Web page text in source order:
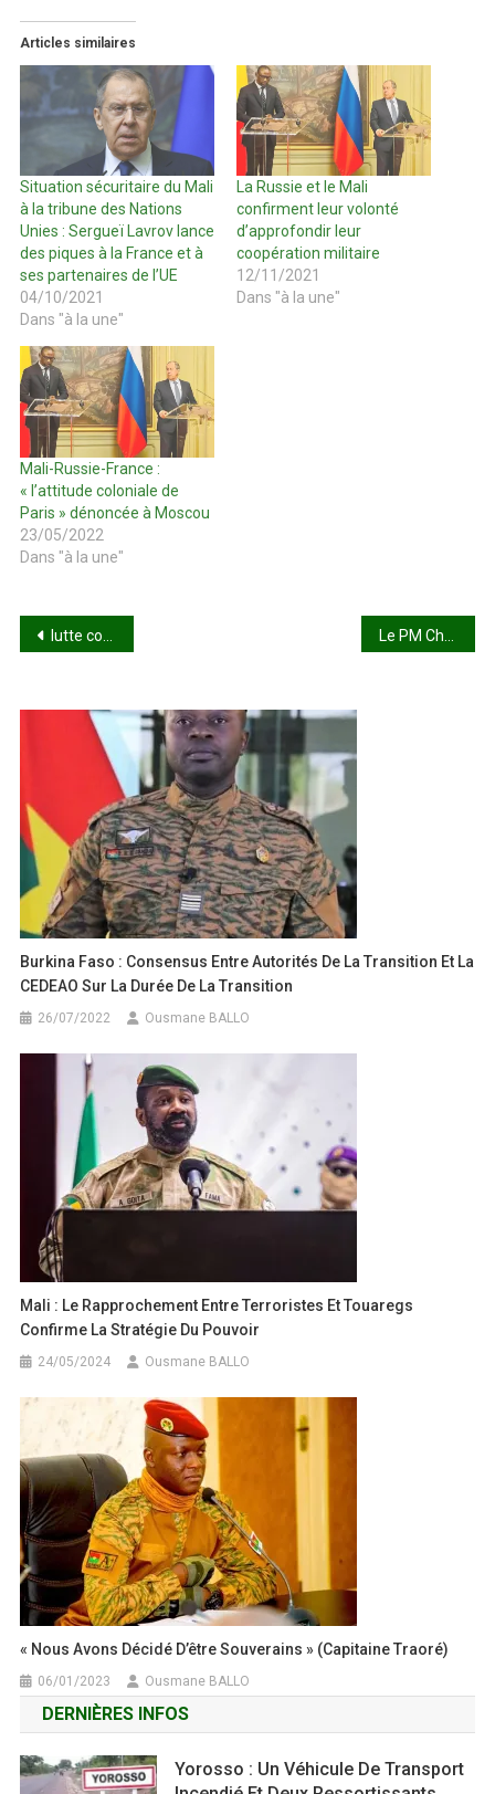
Articles similaires
Situation sécuritaire du Mali
à la tribune des Nations
Unies : Sergueï Lavrov lance
des piques à la France et à
ses partenaires de l’UE
04/10/2021
Dans "à la une"
La Russie et le Mali
confirment leur volonté
d’approfondir leur
coopération militaire
12/11/2021
Dans "à la une"
Mali-Russie-France :
« l’attitude coloniale de
Paris » dénoncée à Moscou
23/05/2022
Dans "à la une"
Navigation
l’article
lutte contre la corruption : Place aux audits !
Burkina Faso : Consensus Entre Autorités De La Transition Et La
CEDEAO Sur La Durée De La Transition
26/07/2022 Ousmane BALLO
Mali : Le Rapprochement Entre Terroristes Et Touaregs
Confirme La Stratégie Du Pouvoir
24/05/2024 Ousmane BALLO
« Nous Avons Décidé D’être Souverains » (capitaine Traoré)
06/01/2023 Ousmane BALLO
DERNIÈRES INFOS
Yorosso : Un Véhicule De Transport